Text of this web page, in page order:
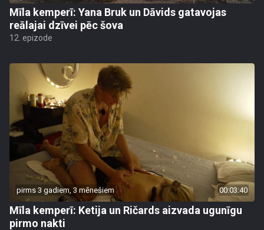
Mīla kemperī: Yana Bruk un Dāvids gatavojas
reālajai dzīvei pēc šova
12. epizode
pirms 3 gadiem, 3 mēnešiem 00:03:40
Mīla kemperī: Ketija un Ričards aizvada ugunīgu
pirmo nakti